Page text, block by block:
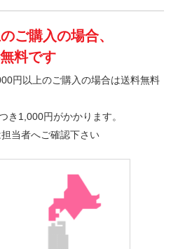
ご購入の場合、
料です
円以上のご購入の場合は送料無料
き1,000円がかかります。
当者へご確認下さい